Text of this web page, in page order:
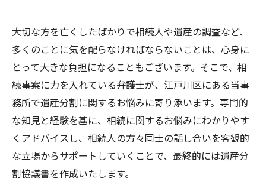
大切な方を亡くしたばかりで相続人や遺産の調査など、
多くのことに気を配らなければならないことは、心身に
とって大きな負担になることもございます。そこで、相
続事案に力を入れている弁護士が、江戸川区にある当事
務所で遺産分割に関するお悩みに寄り添います。専門的
な知見と経験を基に、相続に関するお悩みにわかりやす
くアドバイスし、相続人の方々同士の話し合いを客観的
な立場からサポートしていくことで、最終的には遺産分
割協議書を作成いたします。